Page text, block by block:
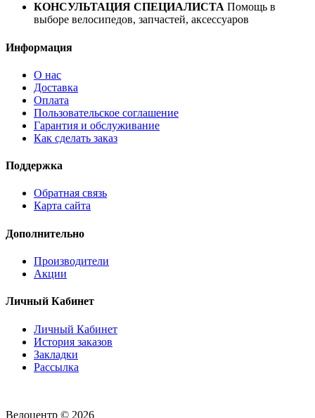
КОНСУЛЬТАЦИЯ СПЕЦИАЛИСТА Помощь в
выборе велосипедов, запчастей, аксессуаров
Информация
О нас
Доставка
Оплата
Пользовательское соглашение
Гарантия и обслуживание
Как сделать заказ
Поддержка
Обратная связь
Карта сайта
Дополнительно
Производители
Акции
Личный Кабинет
Личный Кабинет
История заказов
Закладки
Рассылка
Велоцентр © 2026